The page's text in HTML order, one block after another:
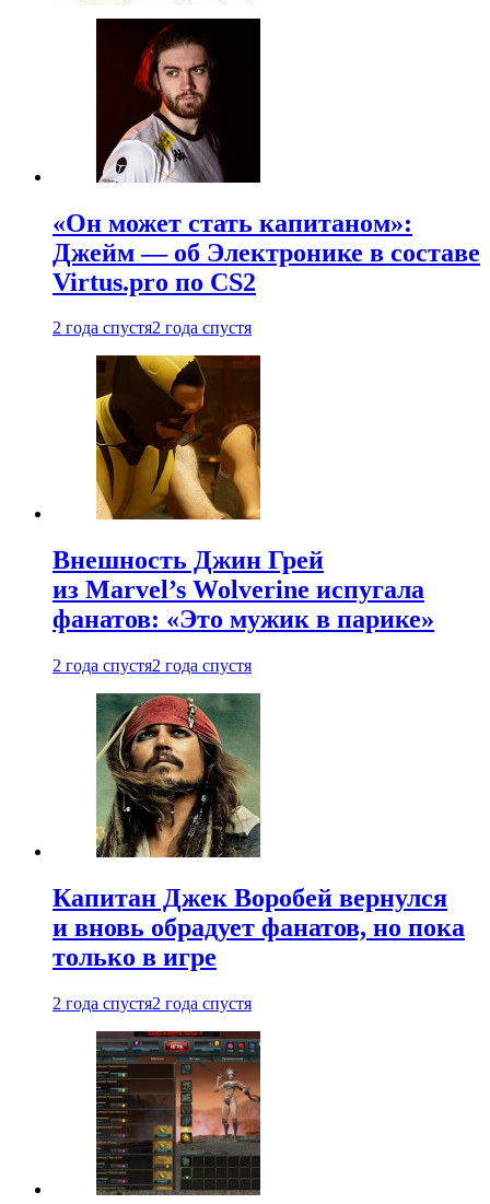
«Он может стать капитаном»:
Джейм — об Электронике в составе
Virtus.pro по CS2
2 года спустя2 года спустя
Внешность Джин Грей
из Marvel’s Wolverine испугала
фанатов: «Это мужик в парике»
2 года спустя2 года спустя
Капитан Джек Воробей вернулся
и вновь обрадует фанатов, но пока
только в игре
2 года спустя2 года спустя